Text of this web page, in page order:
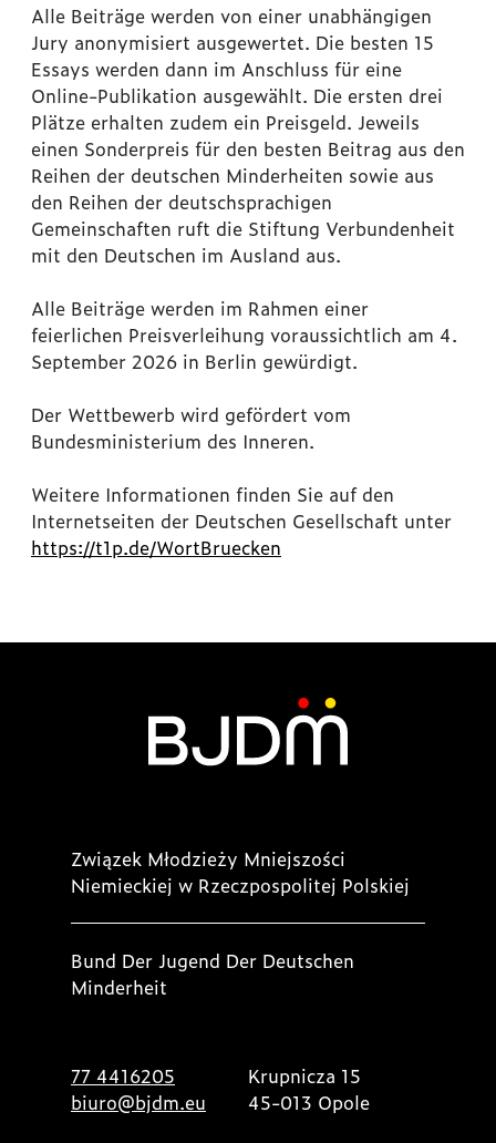
Alle Beiträge werden von einer unabhängigen
Jury anonymisiert ausgewertet. Die besten 15
Essays werden dann im Anschluss für eine
Online-Publikation ausgewählt. Die ersten drei
Plätze erhalten zudem ein Preisgeld. Jeweils
einen Sonderpreis für den besten Beitrag aus den
Reihen der deutschen Minderheiten sowie aus
den Reihen der deutschsprachigen
Gemeinschaften ruft die Stiftung Verbundenheit
mit den Deutschen im Ausland aus.
Alle Beiträge werden im Rahmen einer
feierlichen Preisverleihung voraussichtlich am 4.
September 2026 in Berlin gewürdigt.
Der Wettbewerb wird gefördert vom
Bundesministerium des Inneren.
Weitere Informationen finden Sie auf den
Internetseiten der Deutschen Gesellschaft unter
https://t1p.de/WortBruecken
Związek Młodzieży Mniejszości
Niemieckiej w Rzeczpospolitej Polskiej
Bund Der Jugend Der Deutschen
Minderheit
77 4416205
biuro@bjdm.eu
Krupnicza 15
45-013 Opole